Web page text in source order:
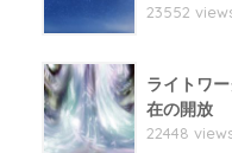
23552
ライトワ
在の開放
22448